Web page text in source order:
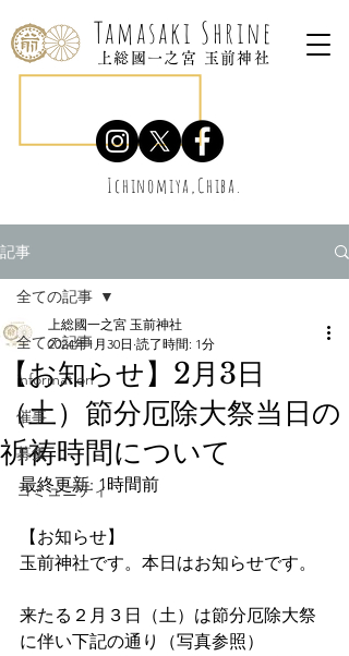
Tamasaki Shrine
上総國一之宮 玉前神社
Ichinomiya,Chiba.
記事
全ての記事
information
催事
募集
コミュニティ
全ての記事
【お知らせ】2月3日
（土）節分厄除大祭当日の
祈祷時間について
上総國一之宮 玉前神社
2024年1月30日 読了時間: 1分
最終更新: 1時間前
【お知らせ】
玉前神社です。本日はお知らせです。
来たる２月３日（土）は節分厄除大祭
に伴い下記の通り（写真参照）